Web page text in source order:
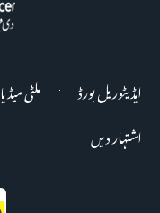
ایڈیٹوریل بورڈ ملٹی میڈیا
اشتہار دیں